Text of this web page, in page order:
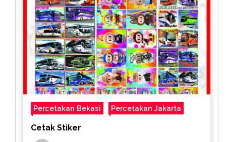
Percetakan Bekasi Percetakan Jakarta
Cetak Stiker